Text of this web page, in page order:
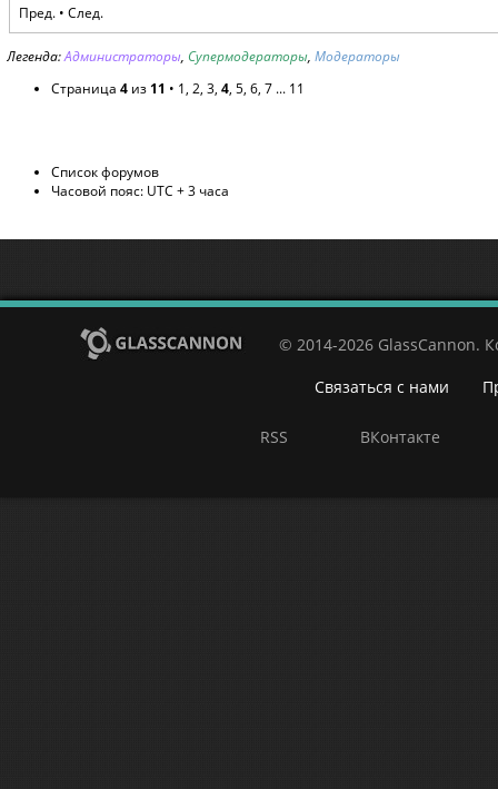
Пред.• След.
Легенда:Администраторы, Супермодераторы, Модераторы
Страница 4 из 11 • 1, 2, 3, 4, 5, 6, 7 ... 11
Список форумов
Часовой пояс: UTC + 3 часа
© 2014-2026 GlassCannon.
Связаться с нами
RSS ВКонтакте